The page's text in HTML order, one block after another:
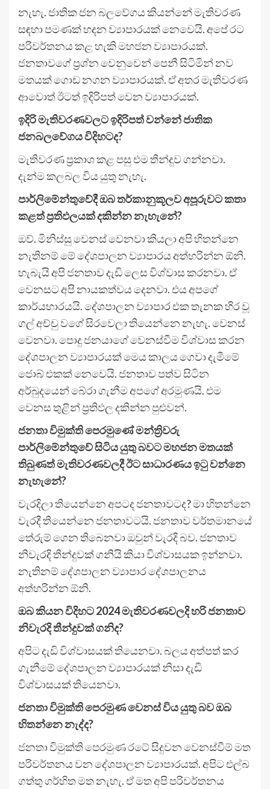
නැහැ. ජාතික ජන බලවේගය කියන්නේ මැතිවරණ
සඳහා පමණක් හදන ව්‍යාපාරයක් නෙවෙයි. අපේ රට
පරිවර්තනය කළ හැකි මහජන ව්‍යාපාරයක්.
ජනතාවගේ ප්‍රශ්න වෙනුවෙන් පෙනී සිටිමින් නව
මතයක් ගොඩ නගන ව්‍යාපාරයක්. ඒ අතර මැතිවරණ
ආවොත් ඊටත් ඉදිරිපත් වෙන ව්‍යාපාරයක්.
ඉදිරි මැතිවරණවලට ඉදිරිපත් වන්නේ ජාතික
ජනබලවේගය විදිහටද?
මැතිවරණ ප්‍රකාශ කළ පසු එම තීන්දුව ගන්නවා.
දැන්ම කලබල විය යුතු නැහැ.
පාර්ලිමේන්තුවේදී ඔබ තර්කානුකූලව අපූරුවට කතා
කළත් ප්‍රතිඵලයක් දකින්න නැහැනේ?
ඔව්. මිනිස්සු වෙනස් වෙනවා කියලා අපි හිතන්නෙ
නැතිනම් මේ දේශපාලන ව්‍යාපාරය අත්හරින්න ඕනි.
හැබැයි අපි ජනතාව දැඩි ලෙස විශ්වාස කරනවා. ඒ
වෙනසට අපි නායකත්වය දෙනවා. එය අපගේ
කාර්යභාරයයි. දේශපාලන ව්‍යාපාර එක තැනක හිර වූ
ගල් අච්චු වගේ සිරවෙලා තියෙන්නෙ නැහැ. වෙනස්
වෙනවා. පොදු ජනයාගේ වෙනස්වීම විශ්වාස කරන
දේශපාලන ව්‍යාපාරයක් මෙය කාලය ගෙවා දැමීමේ
ජොබ් එකක් නෙවෙයි. ජනතාව පත්ව සිටින
අර්බුදයෙන් බේරා ගැනීම අපගේ අරමුණයි. එම
වෙනස තුළින් ප්‍රතිඵල දකින්න පුළුවන්.
ජනතා විමුක්ති පෙරමුණේ මන්ත්‍රිවරු
පාර්ලිමේන්තුවේ සිටිය යුතු බවට මහජන මතයක්
තිබුණත් මැතිවරණවලදී ඊට සාධාරණය ඉටු වන්නෙ
නැහැනේ?
වැරදිලා තියෙන්නෙ අපටද ජනතාවටද? මා හිතන්නෙ
වැරදී තියෙන්නෙ ජනතාවටයි. ජනතාව වර්තමානයේ
තේරුම් ගෙන තිබෙනවා ඔවුන් වැරදි බව. ජනතාව
නිවැරදි තීන්දුවක් ගනියි කියා විශ්වාසයක ඉන්නවා.
නැතිනම් දේශපාලන ව්‍යාපාර දේශපාලනය
අත්හරින්න ඕනි.
ඔබ කියන විදිහට 2024 මැතිවරණවලදි හරි ජනතාව
නිවැරදි තීන්දුවක් ගනිද?
අපිට දැඩි විශ්වාසයක් තියෙනවා. බලය අත්පත් කර
ගැනීමේ දේශපාලන ව්‍යාපාරයක් නිසා දැඩි
විශ්වාසයක් තියෙනවා.
ජනතා විමුක්ති පෙරමුණ වෙනස් විය යුතු බව ඔබ
හිතන්නෙ නැද්ද?
ජනතා විමුක්ති පෙරමුණ රටේ සිදුවන වෙනස්වීම් මත
පරිවර්තනය වන දේශපාලන ව්‍යාපාරයක්. අපිට එල්බ
ගත්තු ගර්හිත මත නැහැ. ඒ මත අපි පරිවර්තනය